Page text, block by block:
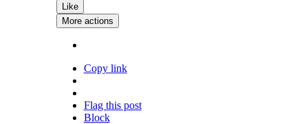
Like
More actions
Copy link
Flag this post
Block